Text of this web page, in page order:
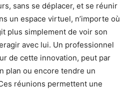
sans se déplacer, et se réunir
un espace virtuel, n’importe où
plus simplement de voir son
avec lui. Un professionnel
de cette innovation, peut par
plan ou encore tendre un
réunions permettent une